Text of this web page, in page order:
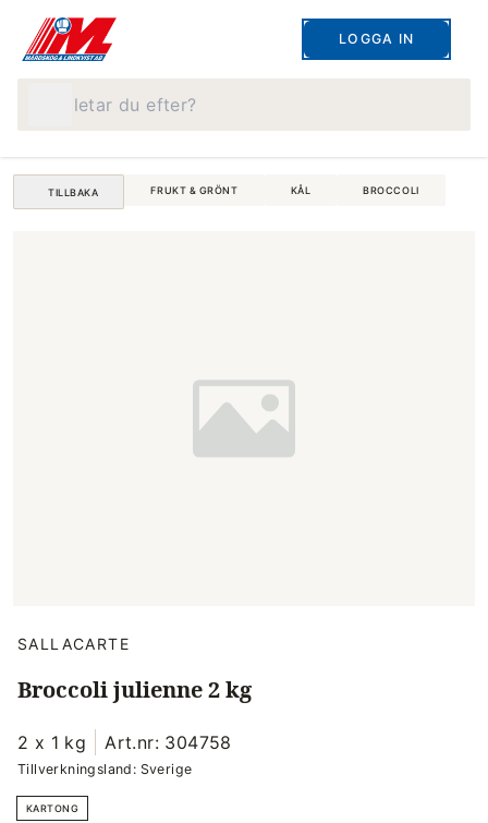
LOGGA IN
TILLBAKA FRUKT & GRÖNT KÅL BROCCOLI
SALLACARTE
Broccoli julienne 2 kg
2 x 1 kg Art.nr: 304758
Tillverkningsland: Sverige
KARTONG